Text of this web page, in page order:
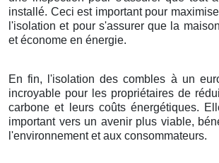
installé. Ceci est important pour
l'isolation et pour s'assurer que la
et économe en énergie.
En fin, l'isolation des combles à un
incroyable pour les propriétaires de
carbone et leurs coûts énergétiques.
important vers un avenir plus viable,
l'environnement et aux consommateurs.